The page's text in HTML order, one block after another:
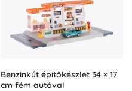
Benzinkút építőkészlet 34 × 17
cm fém autóval